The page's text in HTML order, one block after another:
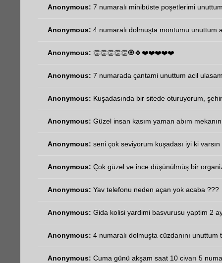
Anonymous: 7 numaralı minibüste poşetlerimi
Anonymous: 4 numaralı dolmuşta montumu unuttum
Anonymous: 👏👏👏👏👏🧿🍀❤️❤️❤️❤️❤️
Anonymous: 7 numarada çantami unuttum acil
Anonymous: Kuşadasında bir sitede oturuyorum,
Anonymous: Güzel insan kasım yaman abım
Anonymous: seni çok seviyorum kuşadası iyi ki varsın
Anonymous: Çok güzel ve ince düşünülmüş bir
Anonymous: Yav telefonu neden açan yok acaba ???
Anonymous: Gida kolisi yardimi basvurusu yaptim 2
Anonymous: 4 numaralı dolmuşta cüzdanını
Anonymous: Cuma günü akşam saat 10 civarı 5